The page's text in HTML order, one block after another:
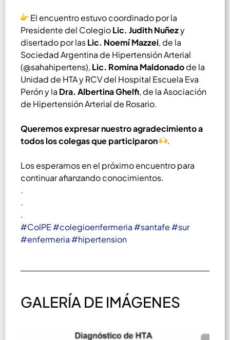
El encuentro estuvo coordinado por la
Presidente del ColegioLic. Judith Nuñezy
disertado por lasLic. Noemí Mazzei, de la
Sociedad Argentina de Hipertensión Arterial
(@sahahipertens), Lic. Romina Maldonadode la
Unidad de HTA y RCV del Hospital Escuela Eva
Perón y la Dra. Albertina Ghelfi, de la Asociación
de Hipertensión Arterial de Rosario.
Queremos expresar nuestro agradecimiento a
todos los colegas que participaron
.
Los esperamos en el próximo encuentro para
continuar afianzando conocimientos.
.
.
.
#ColPE#colegioenfermeria#santafe#sur
#enfermeria#hipertension
GALERÍA DE IMÁGENES